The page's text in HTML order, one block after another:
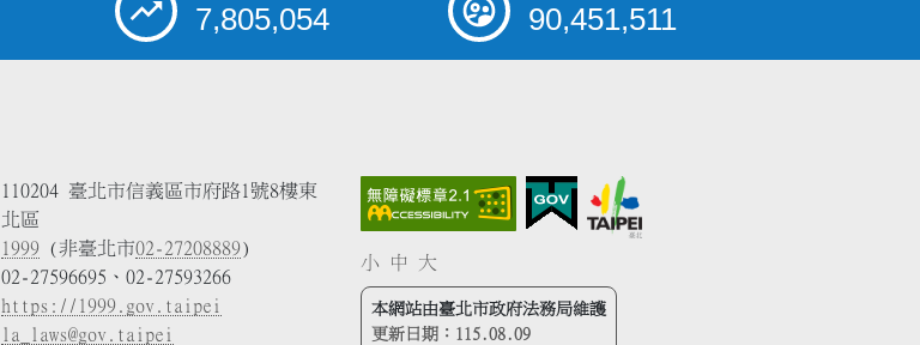
7,805,054 90,451,511
110204 臺北市信義區市府路1號8樓東
北區
1999 (非臺北市02-27208889)
02-27596695、02-27593266
https://1999.gov.taipei
la_laws@gov.taipei
小 中 大
本網站由臺北市政府法務局維護
更新日期： 115.08.09